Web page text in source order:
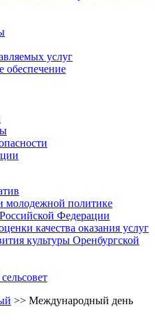
услуг
обеспечение
молодежной политике
Федерации
качества оказания услуг
культуры Оренбургской
>> Международный день